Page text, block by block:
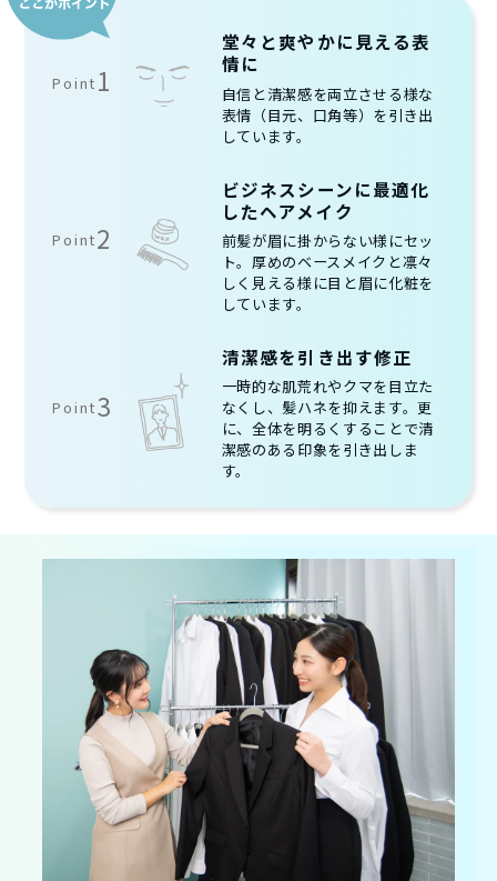
Point 1
堂々と爽やかに見える表
情に
自信と清潔感を両立させる様な
表情（目元、口角等）を引き出
しています。
Point2
ビジネスシーンに最適化
したヘアメイク
前髪が眉に掛からない様にセッ
ト。厚めのベースメイクと凛々
しく見える様に目と眉に化粧を
しています。
Point3
清潔感を引き出す修正
一時的な肌荒れやクマを目立た
なくし、髪ハネを抑えます。更
に、全体を明るくすることで清
潔感のある印象を引き出しま
す。